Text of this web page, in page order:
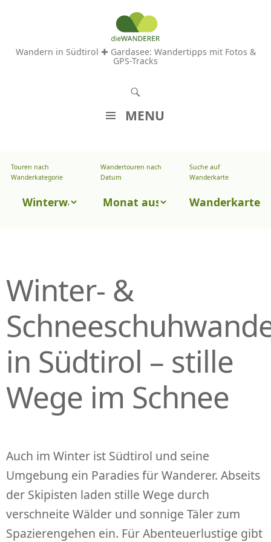
Wandern in Südtirol ✚ Gardasee: Wandertipps mit Fotos &
GPS-Tracks
MENU
M
R
N
G
Touren nach
Wanderkategorie
Touren
Wandertouren nach
Datum
Wandertouren
Datum
Suche auf
Wanderkarte
Wanderkarte
Winter- &
in Südtirol – stille
Wege im Schnee
Auch im Winter ist Südtirol und seine
Umgebung ein Paradies für Wanderer. Abseits
der Skipisten laden stille Wege durch
verschneite Wälder und sonnige Täler zum
Spazierengehen ein. Für Abenteuerlustige gibt